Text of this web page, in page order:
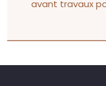
avant travaux